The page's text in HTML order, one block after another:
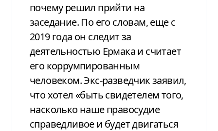
почему решил прийти на
заседание. По его словам, еще с
2019 года он следит за
деятельностью Ермака и считает
его коррумпированным
человеком. Экс-разведчик заявил,
что хотел «быть свидетелем того,
насколько наше правосудие
справедливое и будет двигаться